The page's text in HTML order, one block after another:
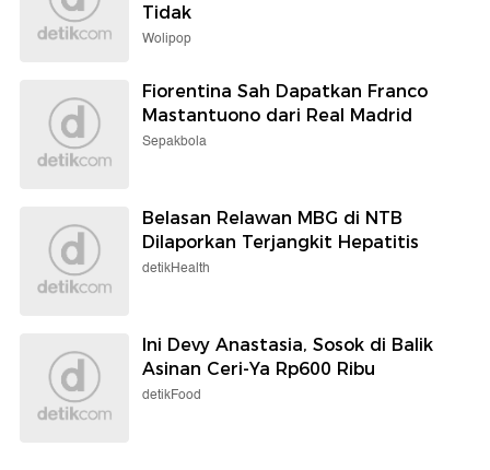
Tidak
Wolipop
Fiorentina Sah Dapatkan Franco
Mastantuono dari Real Madrid
Sepakbola
Belasan Relawan MBG di NTB
Dilaporkan Terjangkit Hepatitis
detikHealth
Ini Devy Anastasia, Sosok di Balik
Asinan Ceri-Ya Rp600 Ribu
detikFood